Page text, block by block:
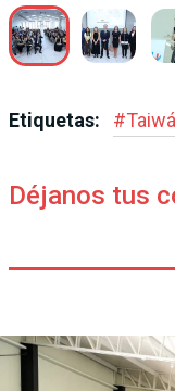
Etiquetas: #
Déjanos tus